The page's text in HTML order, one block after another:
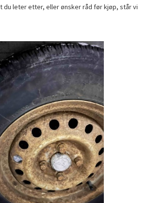
du leter etter, eller ønsker råd før kjøp, står vi